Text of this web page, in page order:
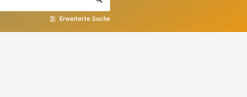
Erweiterte Suche